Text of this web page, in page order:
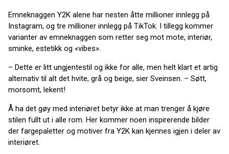
Emneknaggen Y2K alene har nesten åtte millioner innlegg på
Instagram, og tre millioner innlegg på TikTok. I tillegg kommer
varianter av emneknaggen som retter seg mot mote, interiør,
sminke, estetikk og «vibes».
– Dette er litt ungjentestil og ikke for alle, men helt klart et artig
alternativ til alt det hvite, grå og beige, sier Sveinsen. – Søtt,
morsomt, lekent!
Å ha det gøy med interiøret betyr ikke at man trenger å kjøre
stilen fullt ut i alle rom. Her kommer noen inspirerende bilder
der fargepaletter og motiver fra Y2K kan kjennes igjen i deler av
interiøret.